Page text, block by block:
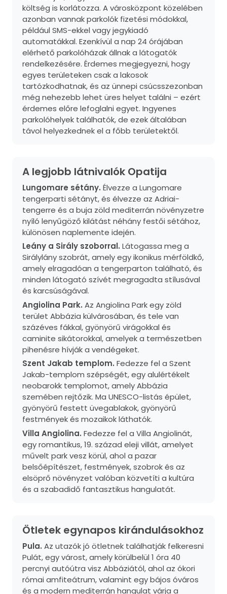
költség is korlátozza. A városközpont közelében
azonban vannak parkolók fizetési módokkal,
például SMS-ekkel vagy jegykiadó
automatákkal. Ezenkívül a nap 24 órájában
elérhető parkolóházak állnak a látogatók
rendelkezésére. Érdemes megjegyezni, hogy
egyes területeken csak a lakosok
tartózkodhatnak, és az ünnepi csúcsszezonban
még nehezebb lehet üres helyet találni – ezért
érdemes előre lefoglalni egyet. Ingyenes
parkolóhelyek találhatók, de ezek általában
távol helyezkednek el a főbb területektől.
A legjobb látnivalók Opatija
Lungomare sétány. Élvezze a Lungomare
tengerparti sétányt, és élvezze az Adriai-
tengerre és a buja zöld mediterrán növényzetre
nyíló lenyűgöző kilátást néhány festői sétához,
különösen naplemente idején.
Leány a Sirály szoborral. Látogassa meg a
Sirálylány szobrát, amely egy ikonikus mérföldkő,
amely elragadóan a tengerparton található, és
minden látogató szívét megragadta stílusával
és karcsúságával.
Angiolina Park. Az Angiolina Park egy zöld
terület Abbázia külvárosában, és tele van
százéves fákkal, gyönyörű virágokkal és
caminite sikátorokkal, amelyek a természetben
pihenésre hívják a vendégeket.
Szent Jakab templom. Fedezze fel a Szent
Jakab-templom szépségét, egy alulértékelt
neobarokk templomot, amely Abbázia
szemében rejtőzik. Ma UNESCO-listás épület,
gyönyörű festett üvegablakok, gyönyörű
festmények és mozaikok láthatók.
Villa Angiolina. Fedezze fel a Villa Angiolinát,
egy romantikus, 19. század eleji villát, amelyet
művelt park vesz körül, ahol a pazar
belsőépítészet, festmények, szobrok és az
elsöprő növényzet valóban közvetíti a kultúra
és a szabadidő fantasztikus hangulatát.
Ötletek egynapos kirándulásokhoz
Pula. Az utazók jó ötletnek találhatják felkeresni
Pulát, egy várost, amely körülbelül 1 óra 40
percnyi autóútra visz Abbáziától, ahol az ókori
római amfiteátrum, valamint egy bájos óváros
és a modern mediterrán hangulat várja a